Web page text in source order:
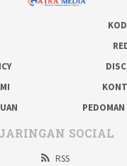
SOCIAL
RSS